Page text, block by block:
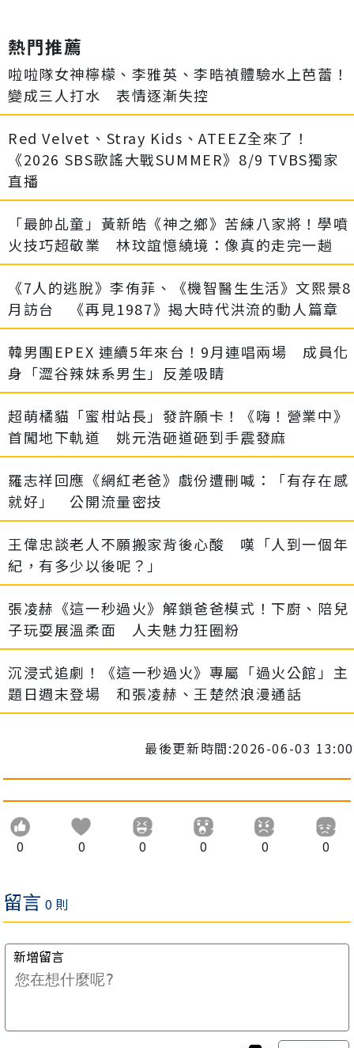
熱門推薦
啦啦隊女神檸檬、李雅英、李晧禎體驗水上芭蕾！
變成三人打水 表情逐漸失控
Red Velvet、Stray Kids、ATEEZ全來了！
《2026 SBS歌謠大戰SUMMER》8/9 TVBS獨家
直播
「最帥乩童」黃新皓《神之鄉》苦練八家將！學噴
火技巧超敬業 林玟誼憶繞境：像真的走完一趟
《7人的逃脫》李侑菲、《機智醫生生活》文熙景8
月訪台 《再見1987》揭大時代洪流的動人篇章
韓男團EPEX 連續5年來台！9月連唱兩場 成員化
身「澀谷辣妹系男生」反差吸睛
超萌橘貓「蜜柑站長」發許願卡！《嗨！營業中》
首闖地下軌道 姚元浩砸道砸到手震發麻
羅志祥回應《網紅老爸》戲份遭刪喊：「有存在感
就好」 公開流量密技
王偉忠談老人不願搬家背後心酸 嘆「人到一個年
紀，有多少以後呢？」
張凌赫《這一秒過火》解鎖爸爸模式！下廚、陪兒
子玩耍展溫柔面 人夫魅力狂圈粉
沉浸式追劇！《這一秒過火》專屬「過火公館」主
題日週末登場 和張凌赫、王楚然浪漫通話
最後更新時間:2026-06-03 13:00
0 0 0 0 0 0